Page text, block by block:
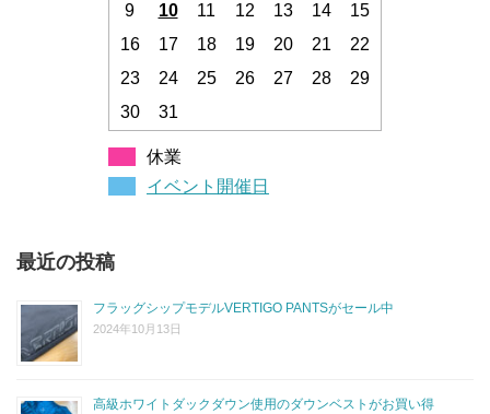
9
10 11 12 13 14
15
16
17 18 19 20 21
22
23
24 25 26 27 28
29
30
31
休業
イベント開催日
最近の投稿
フラッグシップモデルVERTIGO PANTSがセール中
2024年10月13日
高級ホワイトダックダウン使用のダウンベストがお買い得